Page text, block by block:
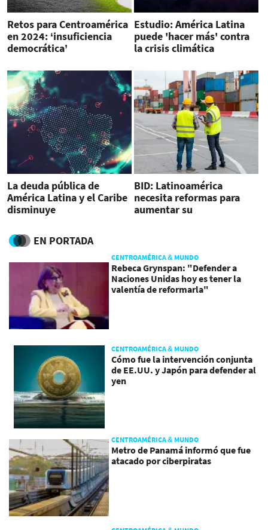
Retos para Centroamérica
en 2024: ‘insuficiencia
democrática’
Estudio: América Latina
puede 'hacer más' contra
la crisis climática
La deuda pública de
América Latina y el Caribe
disminuye
BID: Latinoamérica
necesita reformas para
aumentar su
EN PORTADA
CENTROAMÉRICA & MUNDO
Rebeca Grynspan: "Defender a
Naciones Unidas hoy es tener la
valentía de reformarla"
CENTROAMÉRICA & MUNDO
Cómo fue la intervención conjunta
de EE.UU. y Japón para defender al
yen
CENTROAMÉRICA & MUNDO
Metro de Panamá informó que fue
atacado por ciberpiratas